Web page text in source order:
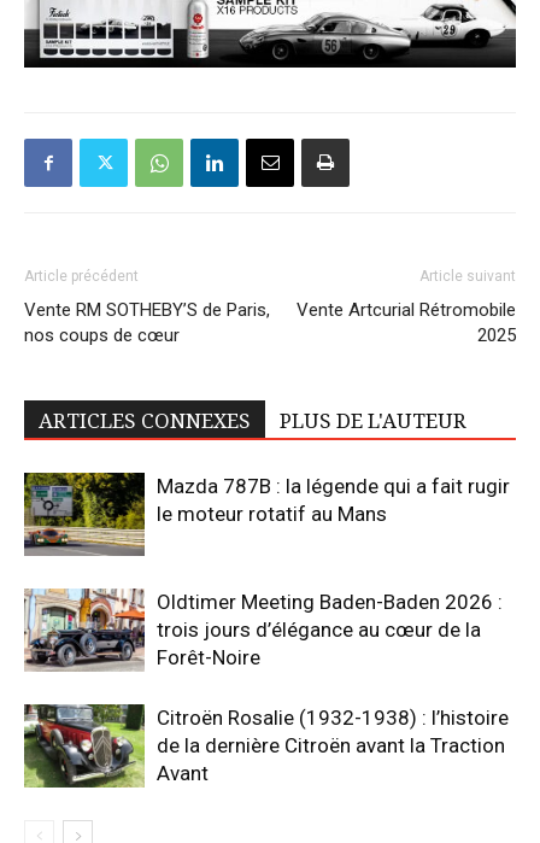
Article précédent
Vente RM SOTHEBY’S de Paris,
nos coups de cœur
Article suivant
Vente Artcurial Rétromobile
2025
ARTICLES CONNEXES PLUS DE L'AUTEUR
Mazda 787B : la légende qui a fait rugir
le moteur rotatif au Mans
Oldtimer Meeting Baden-Baden 2026 :
trois jours d’élégance au cœur de la
Forêt-Noire
Citroën Rosalie (1932-1938) : l’histoire
de la dernière Citroën avant la Traction
Avant